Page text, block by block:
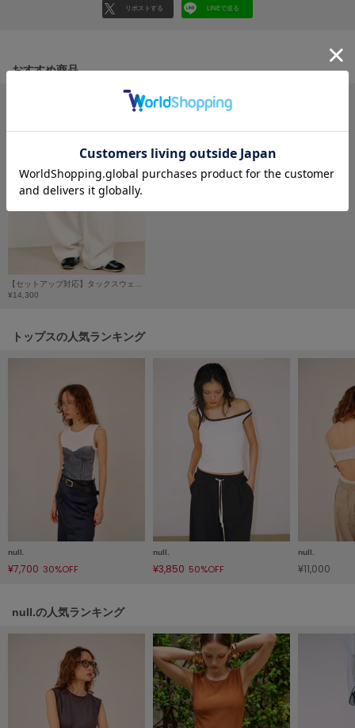
GELATO PIQUE CAT&DOG
ジェラート ピケ キャットアンドドッグ
ジェラート ピケ スリープ
GRAMICCI
HUNTER
HOKA ONEONE
ホカ オネオネ
LAATO
ルコックスポルティフ
LeSportsac
レスポートサック
リポストする LINEで送る
おすすめ商品
¥14,300
トップスの人気ランキング
null.
¥7,700 30%OFF
null.
¥3,850 50%OFF
null.
¥11,000
null.の人気ランキング